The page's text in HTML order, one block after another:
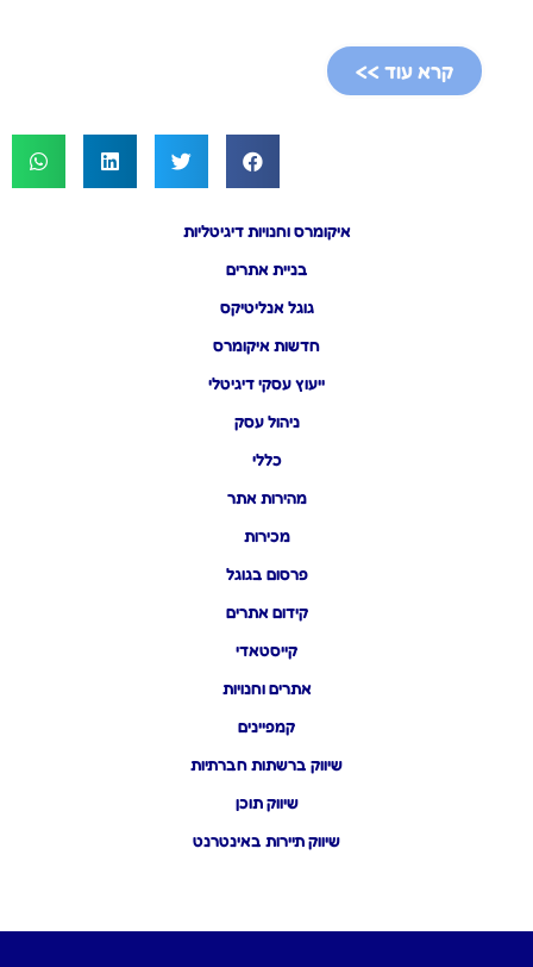
איקומרס וחנויות דיגיטליות
בניית אתרים
גוגל אנליטיקס
חדשות איקומרס
ייעוץ עסקי דיגיטלי
ניהול עסק
כללי
מהירות אתר
מכירות
פרסום בגוגל
קידום אתרים
קייסטאדי
אתרים וחנויות
קמפיינים
שיווק ברשתות חברתיות
שיווק תוכן
שיווק תיירות באינטרנט
קרא עוד >>